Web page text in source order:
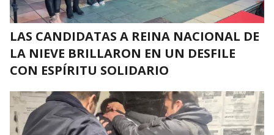
LAS CANDIDATAS A REINA NACIONAL DE
LA NIEVE BRILLARON EN UN DESFILE
CON ESPÍRITU SOLIDARIO